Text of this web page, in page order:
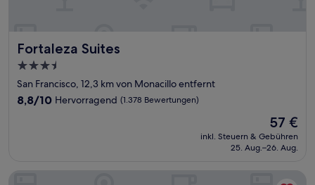
Fortaleza Suites
Fortaleza Suites
3.5-
Sterne-
Unterkunft
San Francisco, 12,3 km von Monacillo entfernt
8.8
8,8/10 Hervorragend (1.378 Bewertungen)
Der
Preis
beträgt
57 €
inkl. Steuern & Gebühren
25. Aug.–26. Aug.
Embassy Suites by Hilton San Juan Hotel & Casino